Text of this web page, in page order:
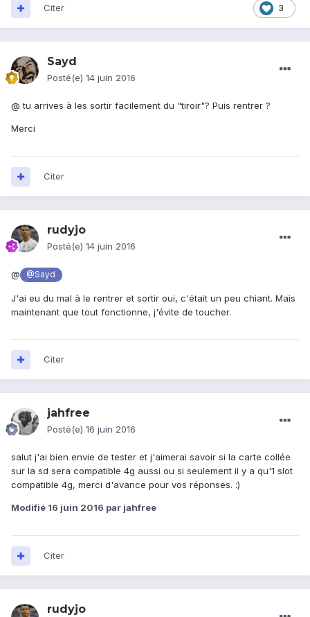
3
Citer
Sayd
Posté(e) 14 juin 2016
@ tu arrives à les sortir facilement du "tiroir"? Puis rentrer ?
Merci
Citer
rudyjo
Posté(e) 14 juin 2016
@ @Sayd
J'ai eu du mal à le rentrer et sortir oui, c'était un peu chiant. Mais
maintenant que tout fonctionne, j'évite de toucher.
Citer
jahfree
Posté(e) 16 juin 2016
salut j'ai bien envie de tester et j'aimerai savoir si la carte collée
sur la sd sera compatible 4g aussi ou si seulement il y a qu'1 slot
compatible 4g, merci d'avance pour vos réponses. :)
Modifié 16 juin 2016 par jahfree
Citer
rudyjo